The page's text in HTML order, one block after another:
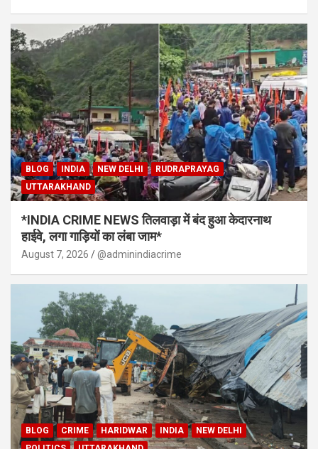
BLOG INDIA NEW DELHI
RUDRAPRAYAG
UTTARAKHAND
*INDIA CRIME NEWS तिलवाड़ा में बंद हुआ केदारनाथ
हाईवे, लगा गाड़ियों का लंबा जाम*
August 7, 2026 @adminindiacrime
BLOG CRIME HARIDWAR INDIA
NEW DELHI